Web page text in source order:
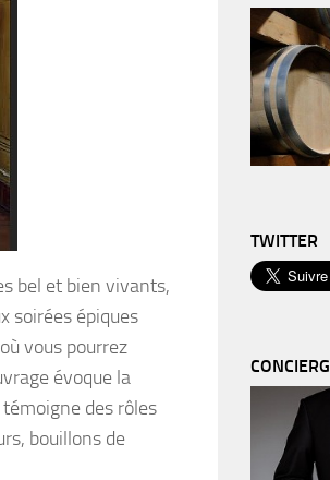
bel et bien vivants,
soirées épiques
vous pourrez
évoque la
des rôles
bouillons de
TWITTER